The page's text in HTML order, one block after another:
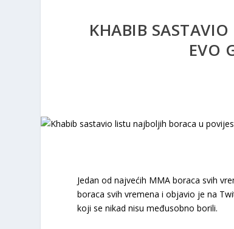
KHABIB
EVO
Jedan od najvećih MMA boraca svih
boraca svih vremena i objavio je na
koji se nikad nisu međusobno borili.